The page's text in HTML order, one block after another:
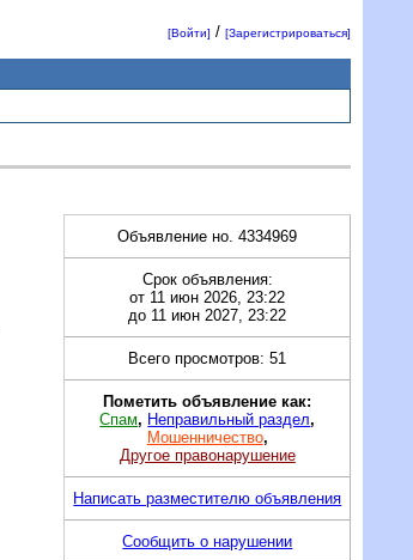
[Войти] /[Зарегистрироваться]
Объявление но. 4334969
Срок объявления:
от 11 июн 2026, 23:22
до 11 июн 2027, 23:22
Всего просмотров: 51
Пометить объявление как:
Спам, Неправильный раздел,
Мошенничество,
Другое правонарушение
Написать разместителю объявления
Сообщить о нарушении